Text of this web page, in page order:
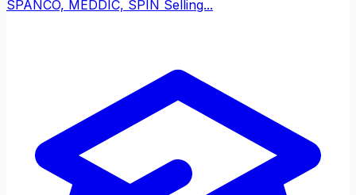
SPANCO, MEDDIC, SPIN Selling...